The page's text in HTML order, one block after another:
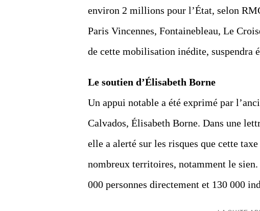
environ 2 millions pour l’État, selon
Paris Vincennes, Fontainebleau, Le
de cette mobilisation inédite, suspendra
Le soutien d’Élisabeth Borne
Un appui notable a été exprimé par
Calvados, Élisabeth Borne. Dans une
elle a alerté sur les risques que cette
nombreux territoires, notamment le
000 personnes directement et 130 000